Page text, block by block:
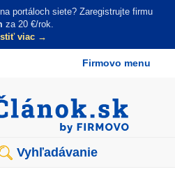
portáloch siete? Zaregistrujte firmu
za 20 €/rok.
viac →
Firmovo menu
Vyhľadávanie